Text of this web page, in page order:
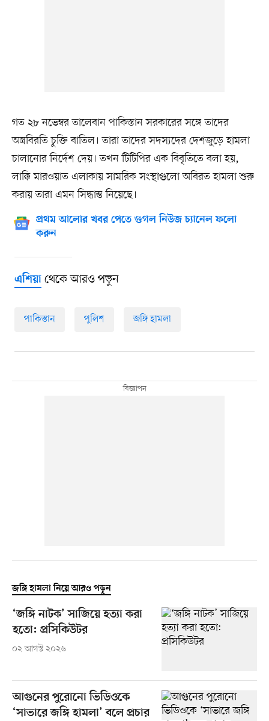
গত ২৮ নভেম্বর তালেবান পাকিস্তান সরকারের সঙ্গে তাদের
অস্ত্রবিরতি চুক্তি বাতিল। তারা তাদের সদস্যদের দেশজুড়ে হামলা
চালানোর নির্দেশ দেয়। তখন টিটিপির এক বিবৃতিতে বলা হয়,
লাক্কি মারওয়াত এলাকায় সামরিক সংস্থাগুলো অবিরত হামলা শুরু
করায় তারা এমন সিদ্ধান্ত নিয়েছে।
প্রথম আলোর খবর পেতে গুগল নিউজ চ্যানেল ফলো
করুন
এশিয়াথেকে আরও পড়ুন
পাকিস্তান পুলিশ জঙ্গি হামলা
জঙ্গি হামলা নিয়ে আরও পড়ুন
‘জঙ্গি নাটক’ সাজিয়ে হত্যা করা
হতো: প্রসিকিউটর
০২ আগস্ট ২০২৬
আগুনের পুরোনো ভিডিওকে
‘সাভারে জঙ্গি হামলা’ বলে প্রচার